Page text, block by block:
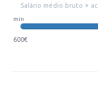
Salário médio bruto + ac
min
600€